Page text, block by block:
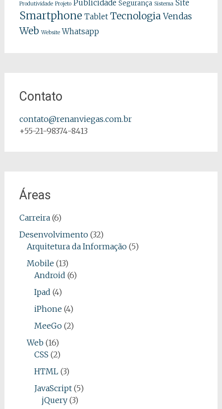
Produtividade Projeto Publicidade Segurança Sistema Site
Smartphone Tablet TecnologiaVendas
Web Website Whatsapp
Contato
contato@renanviegas.com.br
+55-21-98374-8413
Áreas
Carreira(6)
Desenvolvimento(32)
Arquitetura da Informação(5)
Mobile (13)
Android (6)
Ipad (4)
iPhone (4)
MeeGo(2)
Web (16)
CSS (2)
HTML(3)
JavaScript(5)
jQuery(3)